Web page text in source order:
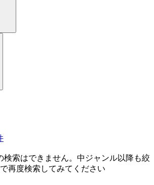
検索はできません。中ジャンル以降も絞
再度検索してみてください